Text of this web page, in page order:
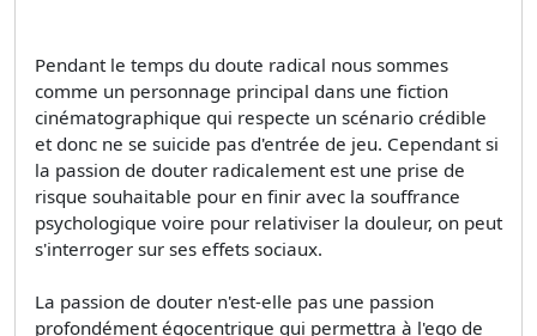
Pendant le temps du doute radical nous sommes
comme un personnage principal dans une fiction
cinématographique qui respecte un scénario crédible
et donc ne se suicide pas d'entrée de jeu. Cependant si
la passion de douter radicalement est une prise de
risque souhaitable pour en finir avec la souffrance
psychologique voire pour relativiser la douleur, on peut
s'interroger sur ses effets sociaux.
La passion de douter n'est-elle pas une passion
profondément égocentrique qui permettra à l'ego de